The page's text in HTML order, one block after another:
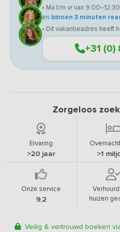
• Ma t/m vr van
en binnen 3 minuten
• Dit vakantieadres heeft
+31
Zorgeloos
Ervaring
>20 jaar >1
Onze service
9,2
huizen
Veilig & vertrouwd boeken